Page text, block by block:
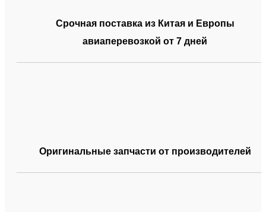
Срочная поставка из Китая и Европы
авиаперевозкой от 7 дней
Оригинальные запчасти от производителей